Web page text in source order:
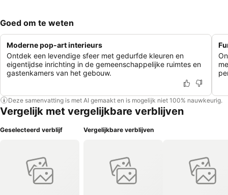
Goed om te weten
Moderne pop-art interieurs
Ontdek een levendige sfeer met gedurfde kleuren en
eigentijdse inrichting in de gemeenschappelijke ruimtes en
gastenkamers van het gebouw.
Deze samenvatting is met AI gemaakt en is mogelijk niet 100% nauwkeurig.
Vergelijk met vergelijkbare verblijven
Geselecteerd verblijf Vergelijkbare verblijven